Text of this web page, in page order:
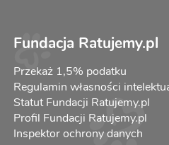
Fundacja Ratujemy.pl
Przekaż 1,5% podatku
Regulamin własności
Statut Fundacji Ratujemy.pl
Profil Fundacji Ratujemy.pl
Inspektor ochrony danych